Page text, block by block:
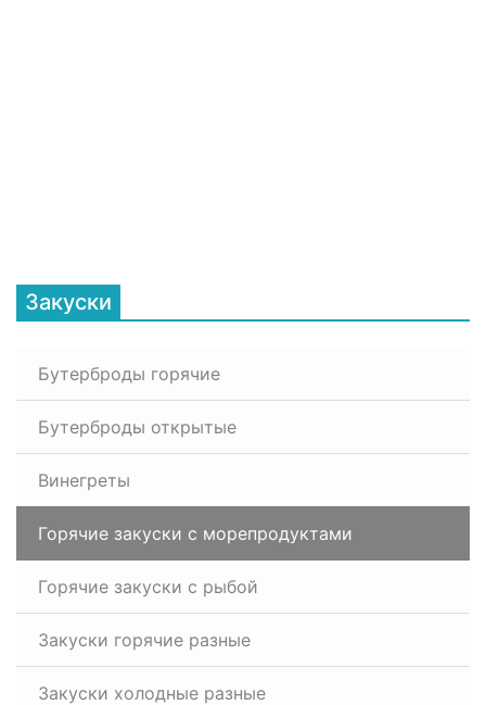
Закуски
Бутерброды горячие
Бутерброды открытые
Винегреты
Горячие закуски с морепродуктами
Горячие закуски с рыбой
Закуски горячие разные
Закуски холодные разные